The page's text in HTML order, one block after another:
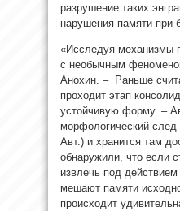
разрушение таких
нарушения памяти при
«Исследуя механизмы
с необычным
Анохин. – Раньше
проходит этап
устойчивую форму. –
морфологический
Авт.) и хранится там
обнаружили, что если
извлечь под
мешают памяти
происходит